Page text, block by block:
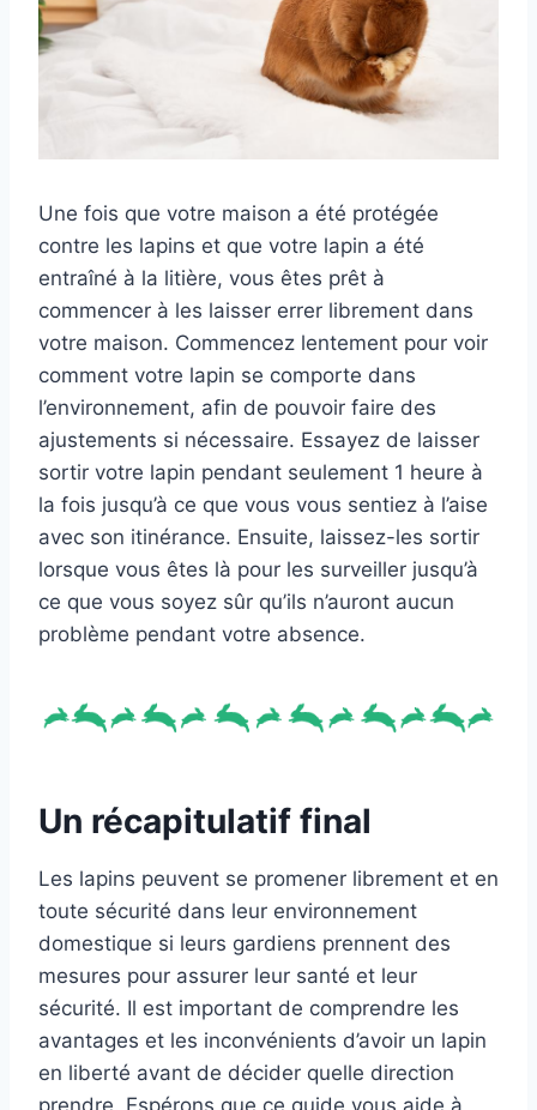
Une fois que votre maison a été protégée
contre les lapins et que votre lapin a été
entraîné à la litière, vous êtes prêt à
commencer à les laisser errer librement dans
votre maison. Commencez lentement pour voir
comment votre lapin se comporte dans
l’environnement, afin de pouvoir faire des
ajustements si nécessaire. Essayez de laisser
sortir votre lapin pendant seulement 1 heure à
la fois jusqu’à ce que vous vous sentiez à l’aise
avec son itinérance. Ensuite, laissez-les sortir
lorsque vous êtes là pour les surveiller jusqu’à
ce que vous soyez sûr qu’ils n’auront aucun
problème pendant votre absence.
Un récapitulatif final
Les lapins peuvent se promener librement et en
toute sécurité dans leur environnement
domestique si leurs gardiens prennent des
mesures pour assurer leur santé et leur
sécurité. Il est important de comprendre les
avantages et les inconvénients d’avoir un lapin
en liberté avant de décider quelle direction
prendre. Espérons que ce guide vous aide à